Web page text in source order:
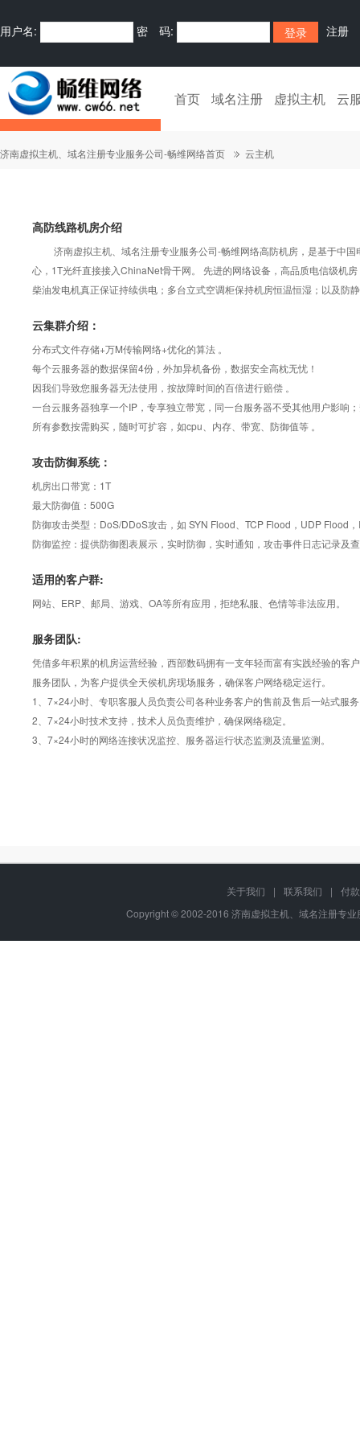
用户名: 密 码: 注册
首页 域名注册 虚拟主机 云
济南虚拟主机、域名注册专业服务公司-畅维网络首页 云主机
高防线路机房介绍
济南虚拟主机、域名注册专业服务公司-畅维网络高防机房，是基于中国
心，1T光纤直接接入ChinaNet骨干网。 先进的网络设备，高品质电信级机
柴油发电机真正保证持续供电；多台立式空调柜保持机房恒温恒湿；以及防
云集群介绍：
分布式文件存储+万M传输网络+优化的算法 。
每个云服务器的数据保留4份，外加异机备份，数据安全高枕无忧！
因我们导致您服务器无法使用，按故障时间的百倍进行赔偿 。
一台云服务器独享一个IP，专享独立带宽，同一台服务器不受其他用户影响
所有参数按需购买，随时可扩容，如cpu、内存、带宽、防御值等 。
攻击防御系统：
机房出口带宽：1T
最大防御值：500G
防御攻击类型：DoS/DDoS攻击，如 SYN Flood、TCP Flood，UDP Flood
防御监控：提供防御图表展示，实时防御，实时通知，攻击事件日志记录及
适用的客户群:
网站、ERP、邮局、游戏、OA等所有应用，拒绝私服、色情等非法应用。
服务团队:
凭借多年积累的机房运营经验，西部数码拥有一支年轻而富有实践经验的
服务团队，为客户提供全天侯机房现场服务，确保客户网络稳定运行。
1、7×24小时、专职客服人员负责公司各种业务客户的售前及售后一站式服
2、7×24小时技术支持，技术人员负责维护，确保网络稳定。
3、7×24小时的网络连接状况监控、服务器运行状态监测及流量监测。
关于我们 | 联系我们 |
付
Copyright © 2002-2016 济南虚拟主机、域名注册专